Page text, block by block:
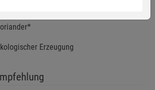
Erzeugung
für die Gruppe
Einstellungen speichern für die Gruppe